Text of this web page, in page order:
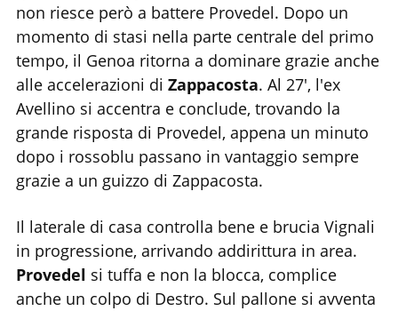
non riesce però a battere Provedel. Dopo un
momento di stasi nella parte centrale del primo
tempo, il Genoa ritorna a dominare grazie anche
alle accelerazioni di Zappacosta. Al 27', l'ex
Avellino si accentra e conclude, trovando la
grande risposta di Provedel, appena un minuto
dopo i rossoblu passano in vantaggio sempre
grazie a un guizzo di Zappacosta.
Il laterale di casa controlla bene e brucia Vignali
in progressione, arrivando addirittura in area.
Provedel si tuffa e non la blocca, complice
anche un colpo di Destro. Sul pallone si avventa